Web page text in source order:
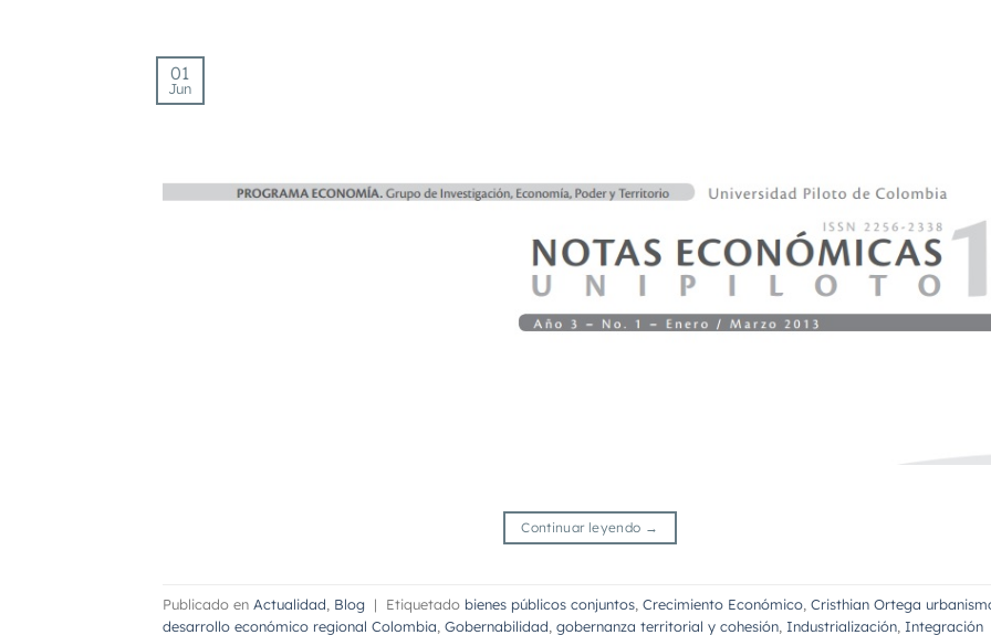
01
Jun
Continuar leyendo →
Publicado en Actualidad Blog | Etiquetado bienes públicos conjuntos Crecimiento Económico Cristhian Ortega
desarrollo económico regional Colombia Gobernabilidad gobernanza territorial y cohesión Industrialización Integración